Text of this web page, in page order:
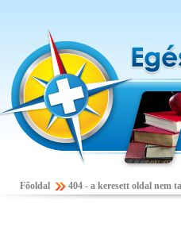
Főoldal 404 - a keresett oldal nem